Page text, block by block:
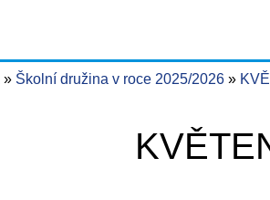
Školní družina v roce 2025/2026